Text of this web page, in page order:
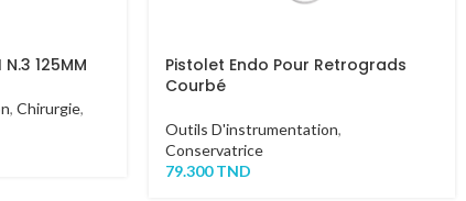
N.3 125MM
, Chirurgie,
Pistolet Endo Pour Retrograds
Courbé
Outils D'instrumentation,
Conservatrice
79.300TND